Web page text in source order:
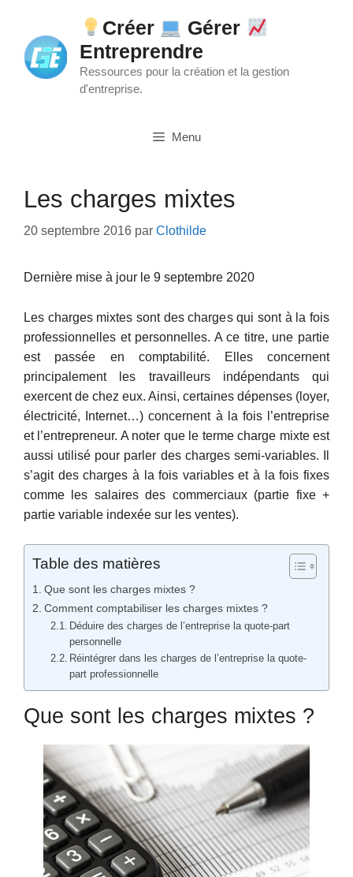
contenu
Créer
Gérer
Entreprendre
Ressources pour la création et la gestion
d'entreprise.
Menu
Les charges mixtes
20 septembre 2016 par Clothilde
Dernière mise à jour le 9 septembre 2020
Les charges mixtes sont des charges qui sont à la fois
professionnelles et personnelles. A ce titre, une partie
est passée en comptabilité. Elles concernent
principalement les travailleurs indépendants qui
exercent de chez eux. Ainsi, certaines dépenses (loyer,
électricité, Internet…) concernent à la fois l’entreprise
et l’entrepreneur. A noter que le terme charge mixte est
aussi utilisé pour parler des charges semi-variables. Il
s’agit des charges à la fois variables et à la fois fixes
comme les salaires des commerciaux (partie fixe +
partie variable indexée sur les ventes).
Table des matières
Que sont les charges mixtes ?
Comment comptabiliser les charges mixtes ?
Déduire des charges de l’entreprise la quote-part
personnelle
Réintégrer dans les charges de l’entreprise la quote-
part professionnelle
Que sont les charges mixtes ?